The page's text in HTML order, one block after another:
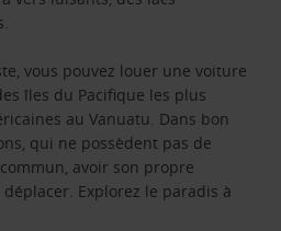
vous pouvez louer une voiture
îles du Pacifique les plus
au Vanuatu. Dans bon
qui ne possèdent pas de
avoir son propre
Explorez le paradis à